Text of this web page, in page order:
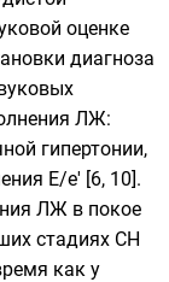
оценке
диагноза
ЛЖ:
гипертонии,
Е/e' [6, 10].
ЛЖ в покое
стадиях СН
как у